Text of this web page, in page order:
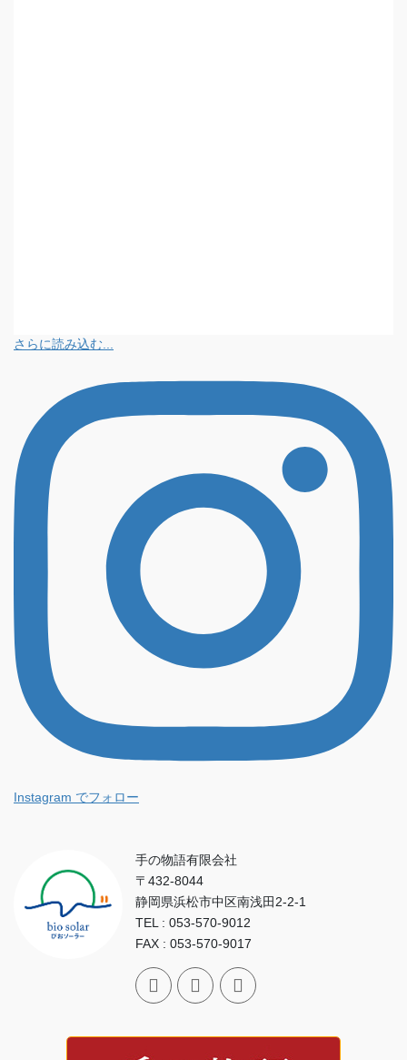
さらに読み込む...
Instagram でフォロー
手の物語有限会社
〒432-8044
静岡県浜松市中区南浅田2-2-1
TEL : 053-570-9012
FAX : 053-570-9017